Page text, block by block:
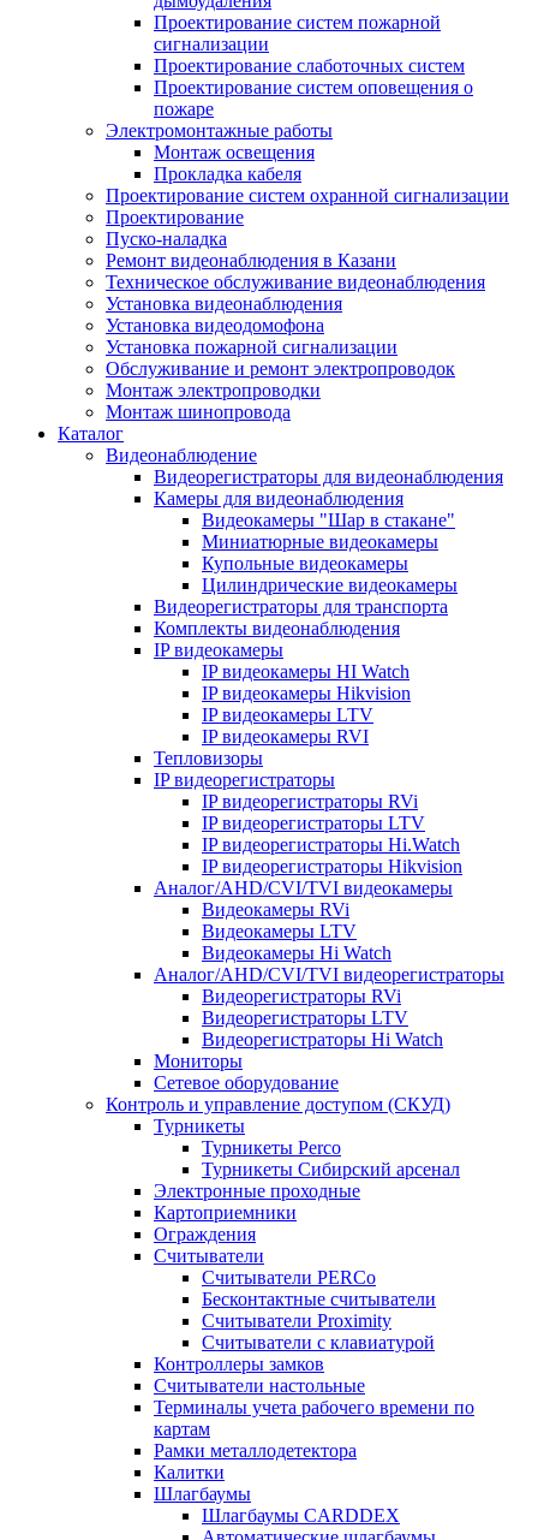
Проектирование систем пожарной
сигнализации
Проектирование слаботочных систем
Проектирование систем оповещения о
пожаре
Электромонтажные работы
Монтаж освещения
Прокладка кабеля
Проектирование систем охранной сигнализации
Проектирование
Пуско-наладка
Ремонт видеонаблюдения в Казани
Техническое обслуживание видеонаблюдения
Установка видеонаблюдения
Установка видеодомофона
Установка пожарной сигнализации
Обслуживание и ремонт электропроводок
Монтаж электропроводки
Монтаж шинопровода
Каталог
Видеонаблюдение
Видеорегистраторы для видеонаблюдения
Камеры для видеонаблюдения
Видеокамеры "Шар в стакане"
Миниатюрные видеокамеры
Купольные видеокамеры
Цилиндрические видеокамеры
Видеорегистраторы для транспорта
Комплекты видеонаблюдения
IP видеокамеры
IP видеокамеры HI Watch
IP видеокамеры Hikvision
IP видеокамеры LTV
IP видеокамеры RVI
Тепловизоры
IP видеорегистраторы
IP видеорегистраторы RVi
IP видеорегистраторы LTV
IP видеорегистраторы Hi.Watch
IP видеорегистраторы Hikvision
Аналог/AHD/CVI/TVI видеокамеры
Видеокамеры RVi
Видеокамеры LTV
Видеокамеры Hi Watch
Аналог/AHD/CVI/TVI видеорегистраторы
Видеорегистраторы RVi
Видеорегистраторы LTV
Видеорегистраторы Hi Watch
Мониторы
Сетевое оборудование
Контроль и управление доступом (СКУД)
Турникеты
Турникеты Perco
Турникеты Сибирский арсенал
Электронные проходные
Картоприемники
Ограждения
Считыватели
Считыватели PERCo
Бесконтактные считыватели
Считыватели Proximity
Считыватели с клавиатурой
Контроллеры замков
Считыватели настольные
Терминалы учета рабочего времени по
картам
Рамки металлодетектора
Калитки
Шлагбаумы
Шлагбаумы CARDDEX